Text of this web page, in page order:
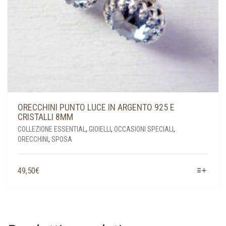
ORECCHINI PUNTO LUCE IN ARGENTO 925 E
CRISTALLI 8MM
COLLEZIONE ESSENTIAL , GIOIELLI , OCCASIONI SPECIALI ,
ORECCHINI , SPOSA
49,50€